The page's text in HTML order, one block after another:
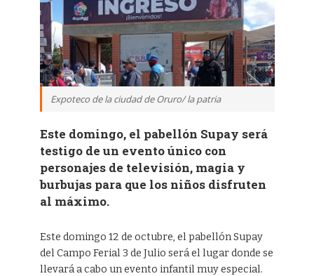
Expoteco de la ciudad de Oruro/ la patria
Este domingo, el pabellón Supay será
testigo de un evento único con
personajes de televisión, magia y
burbujas para que los niños disfruten
al máximo.
Este domingo 12 de octubre, el pabellón Supay
del Campo Ferial 3 de Julio será el lugar donde se
llevará a cabo un evento infantil muy especial.